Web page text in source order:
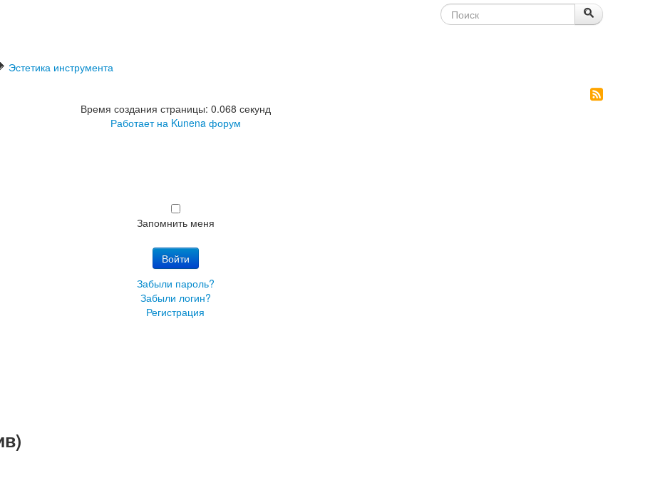
Эстетика инструмента
Время создания страницы: 0.068 секунд
Работает на Kunena форум
Запомнить меня
Войти
Забыли пароль?
Забыли логин?
Регистрация